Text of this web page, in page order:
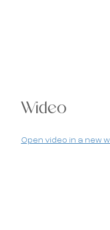
Wideo
Open video in a new